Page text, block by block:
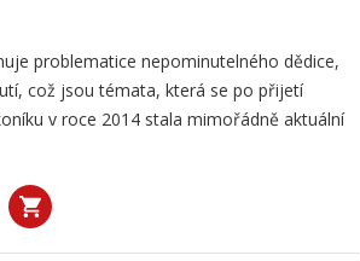
problematice nepominutelného dědice,
což jsou témata, která se po přijetí
v roce 2014 stala mimořádně aktuální